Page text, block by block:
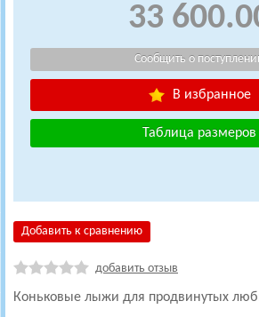
33
В избранное
Таблица размеров
Добавить к сравнению
добавить отзыв
Коньковые лыжи для продвинутых